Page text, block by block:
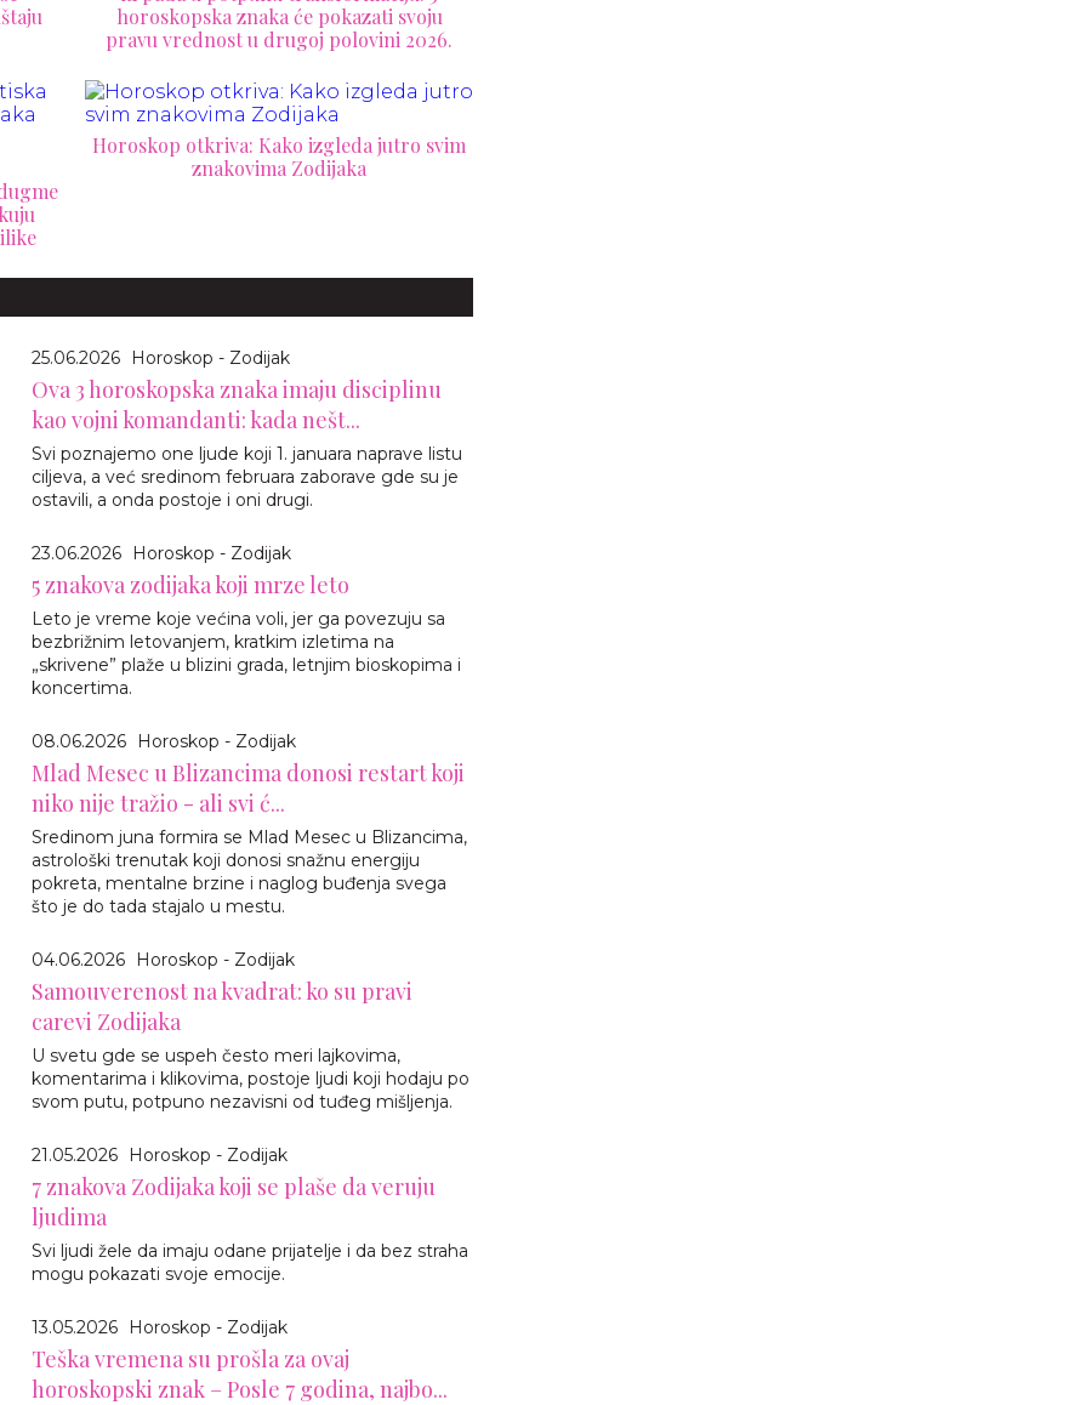
horoskopska znaka će pokazati svoju
pravu vrednost u drugoj polovini 2026.
Horoskop otkriva: Kako izgleda jutro svim
znakovima Zodijaka
25.06.2026 Horoskop - Zodijak
Ova 3 horoskopska znaka imaju disciplinu
kao vojni komandanti: kada nešt...
Svi poznajemo one ljude koji 1. januara naprave listu
ciljeva, a već sredinom februara zaborave gde su je
ostavili, a onda postoje i oni drugi.
23.06.2026 Horoskop - Zodijak
5 znakova zodijaka koji mrze leto
Leto je vreme koje većina voli, jer ga povezuju sa
bezbrižnim letovanjem, kratkim izletima na
„skrivene” plaže u blizini grada, letnjim bioskopima i
koncertima.
08.06.2026 Horoskop - Zodijak
Mlad Mesec u Blizancima donosi restart koji
niko nije tražio - ali svi ć...
Sredinom juna formira se Mlad Mesec u Blizancima,
astrološki trenutak koji donosi snažnu energiju
pokreta, mentalne brzine i naglog buđenja svega
što je do tada stajalo u mestu.
04.06.2026 Horoskop - Zodijak
Samouverenost na kvadrat: ko su pravi
carevi Zodijaka
U svetu gde se uspeh često meri lajkovima,
komentarima i klikovima, postoje ljudi koji hodaju po
svom putu, potpuno nezavisni od tuđeg mišljenja.
21.05.2026 Horoskop - Zodijak
7 znakova Zodijaka koji se plaše da veruju
ljudima
Svi ljudi žele da imaju odane prijatelje i da bez straha
mogu pokazati svoje emocije.
13.05.2026 Horoskop - Zodijak
Teška vremena su prošla za ovaj
horoskopski znak – Posle 7 godina, najbo...